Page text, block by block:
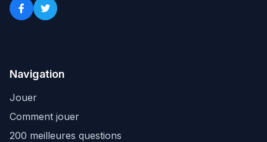
Navigation
Jouer
Comment jouer
200 meilleures questions